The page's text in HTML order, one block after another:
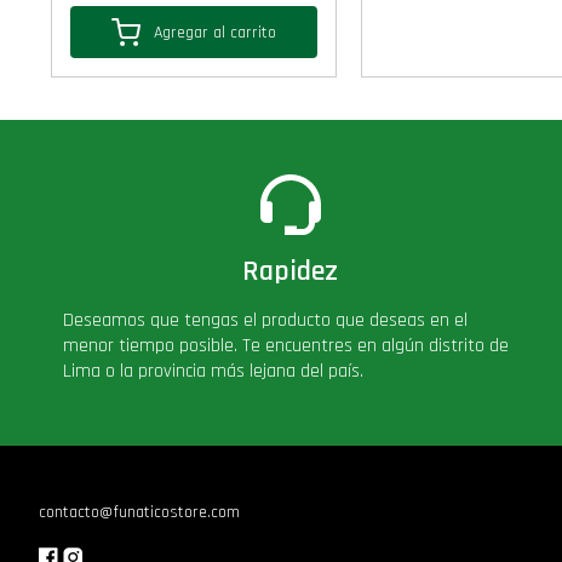
Agregar al carrito
Rapidez
Deseamos que tengas el producto que deseas en el
menor tiempo posible. Te encuentres en algún distrito de
Lima o la provincia más lejana del país.
contacto@funaticostore.com